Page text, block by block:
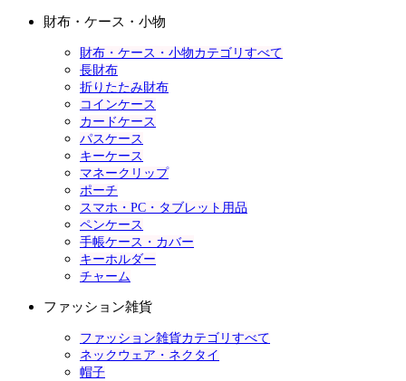
財布・ケース・小物
財布・ケース・小物カテゴリすべて
長財布
折りたたみ財布
コインケース
カードケース
パスケース
キーケース
マネークリップ
ポーチ
スマホ・PC・タブレット用品
ペンケース
手帳ケース・カバー
キーホルダー
チャーム
ファッション雑貨
ファッション雑貨カテゴリすべて
ネックウェア・ネクタイ
帽子